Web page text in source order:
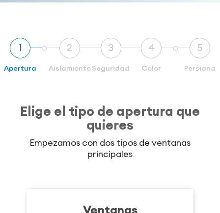
1
Apertura
2
Aislamiento
3
Seguridad
4
Color
5
Persiana
Elige el tipo de apertura que
quieres
Empezamos con dos tipos de ventanas
principales
Ventanas